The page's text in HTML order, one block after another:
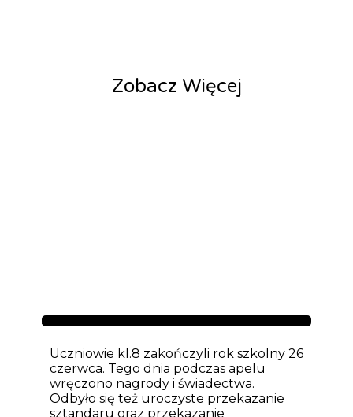
Zobacz Więcej
Aktualności
Uczniowie kl.8 zakończyli rok szkolny 26
czerwca. Tego dnia podczas apelu
wręczono nagrody i świadectwa.
Odbyło się też uroczyste przekazanie
sztandaru oraz przekazanie